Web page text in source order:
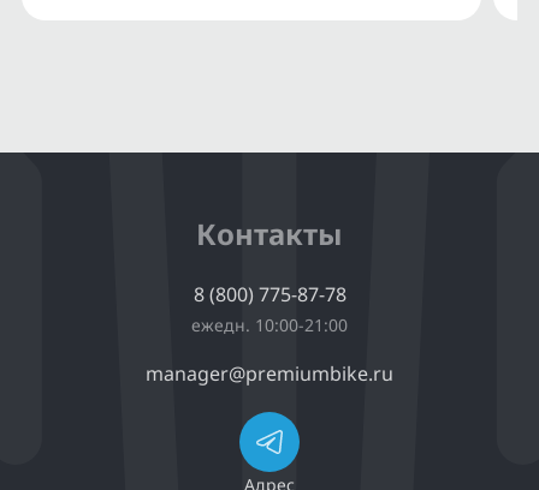
Контакты
8 (800) 775-87-78
ежедн. 10:00-21:00
manager@premiumbike.ru
Адрес